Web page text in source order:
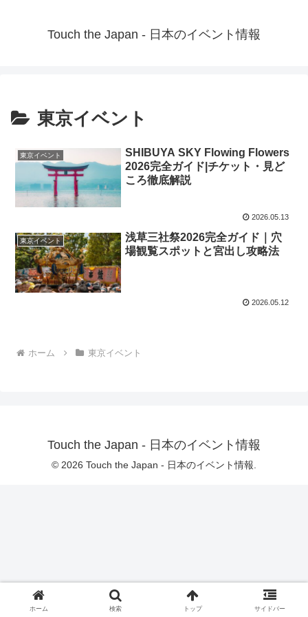
Touch the Japan - 日本のイベント情報
東京イベント
東京イベント
SHIBUYA SKY Flowing Flowers
2026完全ガイド|チケット・見ど
ころ徹底解説
2026.05.13
東京イベント
浅草三社祭2026完全ガイド｜穴
場観覧スポットと宮出し攻略法
2026.05.12
ホーム 東京イベント
Touch the Japan - 日本のイベント情報
© 2026 Touch the Japan - 日本のイベント情報.
ホーム 検索 トップ サイドバー